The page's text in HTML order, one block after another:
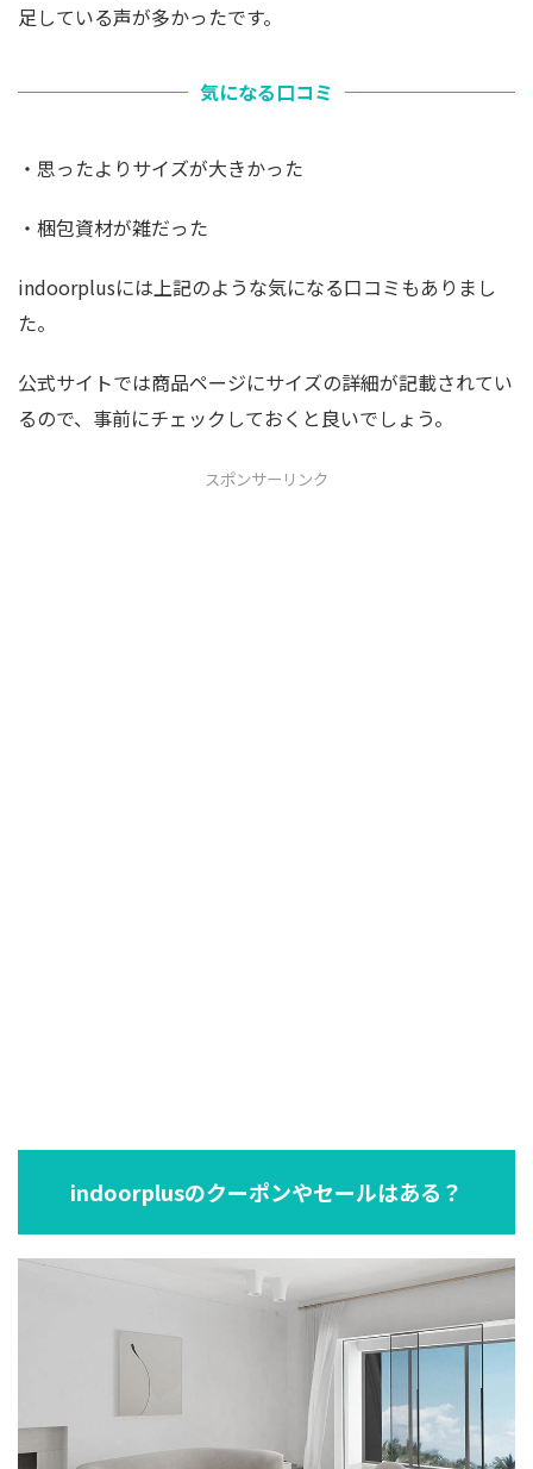
足している声が多かったです。
気になる口コミ
・思ったよりサイズが大きかった
・梱包資材が雑だった
indoorplusには上記のような気になる口コミもありまし
た。
公式サイトでは商品ページにサイズの詳細が記載されてい
るので、事前にチェックしておくと良いでしょう。
スポンサーリンク
indoorplusのクーポンやセールはある？